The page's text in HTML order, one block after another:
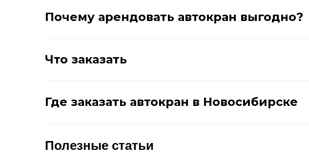
Почему арендовать автокран выгодно?
Что заказать
Где заказать автокран в Новосибирске
Полезные статьи